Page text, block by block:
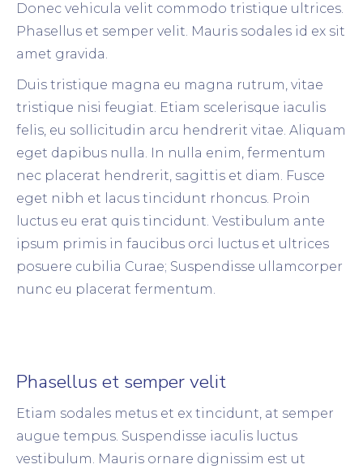
Donec vehicula velit commodo tristique ultrices.
Phasellus et semper velit. Mauris sodales id ex sit
amet gravida.
Duis tristique magna eu magna rutrum, vitae
tristique nisi feugiat. Etiam scelerisque iaculis
felis, eu sollicitudin arcu hendrerit vitae. Aliquam
eget dapibus nulla. In nulla enim, fermentum
nec placerat hendrerit, sagittis et diam. Fusce
eget nibh et lacus tincidunt rhoncus. Proin
luctus eu erat quis tincidunt. Vestibulum ante
ipsum primis in faucibus orci luctus et ultrices
posuere cubilia Curae; Suspendisse ullamcorper
nunc eu placerat fermentum.
Phasellus et semper velit
Etiam sodales metus et ex tincidunt, at semper
augue tempus. Suspendisse iaculis luctus
vestibulum. Mauris ornare dignissim est ut